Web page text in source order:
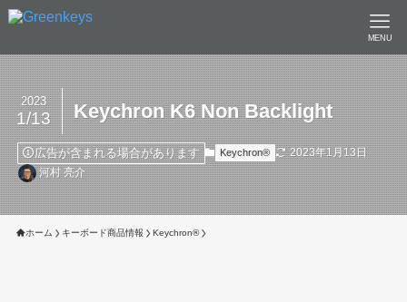
MENU
Keychron K6 Non Backlight
2023
1/13
広告が含まれる場合があります Keychron®︎
2023年1月13日
河村 亮介
ホーム キーボード商品情報 Keychron®︎